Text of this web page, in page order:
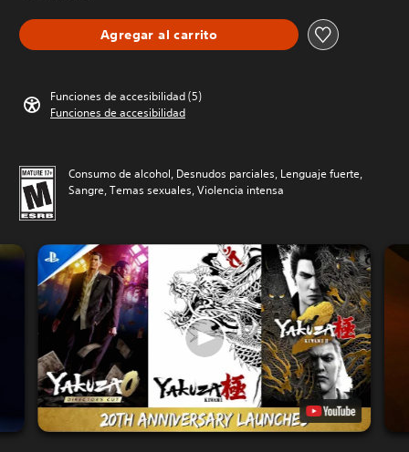
Agregar al carrito
Funciones de accesibilidad (5)
Funciones de accesibilidad
Consumo de alcohol, Desnudos parciales, Lenguaje fuerte,
Sangre, Temas sexuales, Violencia intensa